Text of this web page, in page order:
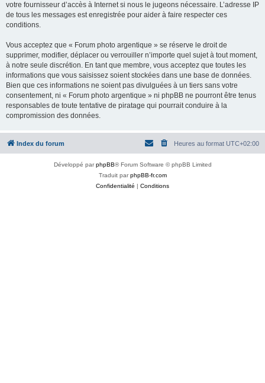
votre fournisseur d’accès à Internet si nous le jugeons nécessaire. L’adresse IP
de tous les messages est enregistrée pour aider à faire respecter ces
conditions.
Vous acceptez que « Forum photo argentique » se réserve le droit de
supprimer, modifier, déplacer ou verrouiller n’importe quel sujet à tout moment,
à notre seule discrétion. En tant que membre, vous acceptez que toutes les
informations que vous saisissez soient stockées dans une base de données.
Bien que ces informations ne soient pas divulguées à un tiers sans votre
consentement, ni « Forum photo argentique » ni phpBB ne pourront être tenus
responsables de toute tentative de piratage qui pourrait conduire à la
compromission des données.
Index du forum Heures au format UTC+02:00
Développé parphpBB® Forum Software © phpBB Limited
Traduit parphpBB-fr.com
Confidentialité | Conditions